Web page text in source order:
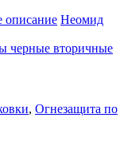
Неомид
черные вторичные
, Огнезащита по